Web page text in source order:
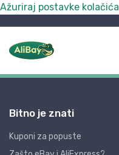
Ažuriraj postavke kolačića
Bitno je znati
Kuponi za popuste